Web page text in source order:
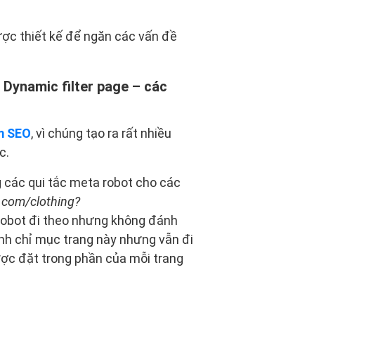
thiết kế để ngăn các vấn đề
filter page – các
SEO, vì chúng tạo ra rất nhiều
các qui tắc meta robot cho các
clothing?
đi theo nhưng không đánh
chỉ mục trang này nhưng vẫn đi
đặt trong phần của mỗi trang